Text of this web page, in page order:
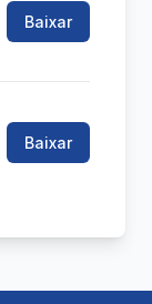
Baixar
Baixar